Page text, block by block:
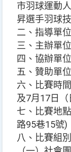
市羽球運動
昇選手羽球
二、指導單
三、主辦單
四、協辦單
五、贊助單
六、比賽時
及7月17日（
七、比賽地
路95巷15號)
八、比賽組別